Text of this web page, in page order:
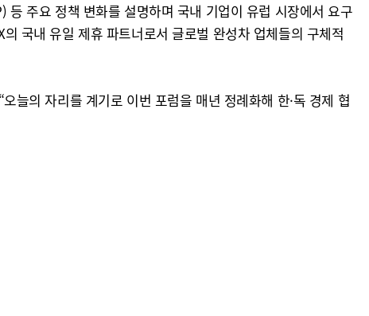
주요 정책 변화를 설명하며 국내 기업이 유럽 시장에서 요구
국내 유일 제휴 파트너로서 글로벌 완성차 업체들의 구체적
늘의 자리를 계기로 이번 포럼을 매년 정례화해 한·독 경제 협